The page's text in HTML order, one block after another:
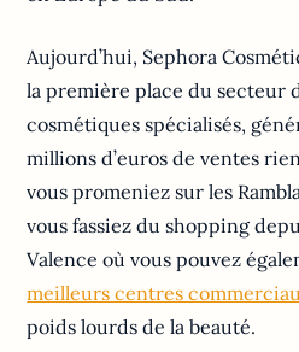
Aujourd’hui, Sephora
la première place du secteur
cosmétiques spécialisés,
millions d’euros de ventes
vous promeniez sur les
vous fassiez du shopping
Valence où vous pouvez
meilleurs centres
poids lourds de la beauté.